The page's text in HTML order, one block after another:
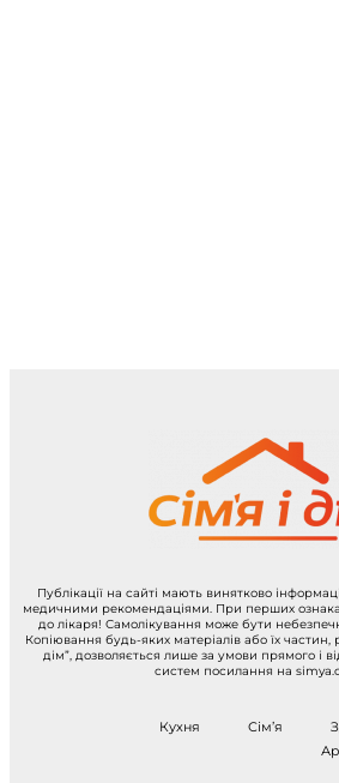
Публікації на сайті мають винятково
медичними рекомендаціями. При перших
до лікаря! Самолікування може бути
Копіювання будь-яких матеріалів або їх частин,
дім”, дозволяється лише за умови прямого і
систем посилання на
Кухня Сім’я